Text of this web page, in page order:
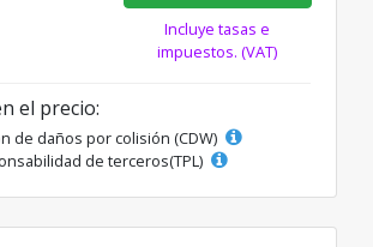
Incluye tasas e
impuestos. (VAT)
el precio:
de daños por colisión (CDW)
de terceros(TPL)